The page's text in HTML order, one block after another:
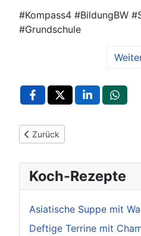
#Kompass4 #BildungBW
#Grundschule
Vorheriger Beitrag: Land
Zurück
Koch-Rezepte
Asiatische Suppe mit
Deftige Terrine mit